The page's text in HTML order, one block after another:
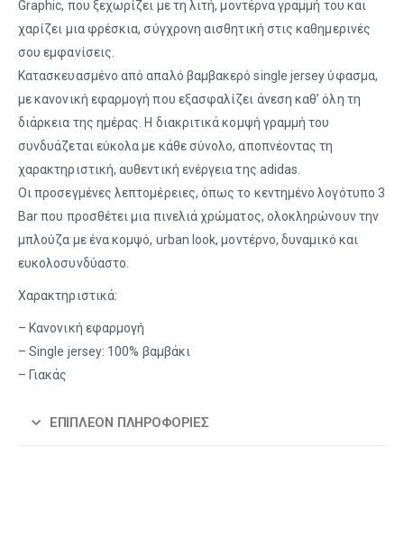
Graphic, που ξεχωρίζει με τη λιτή, μοντέρνα γραμμή του και
χαρίζει μια φρέσκια, σύγχρονη αισθητική στις καθημερινές
σου εμφανίσεις.
Κατασκευασμένο από απαλό βαμβακερό single jersey ύφασμα,
με κανονική εφαρμογή που εξασφαλίζει άνεση καθ’ όλη τη
διάρκεια της ημέρας. Η διακριτικά κομψή γραμμή του
συνδυάζεται εύκολα με κάθε σύνολο, αποπνέοντας τη
χαρακτηριστική, αυθεντική ενέργεια της adidas.
Οι προσεγμένες λεπτομέρειες, όπως το κεντημένο λογότυπο 3
Bar που προσθέτει μια πινελιά χρώματος, ολοκληρώνουν την
μπλούζα με ένα κομψό, urban look, μοντέρνο, δυναμικό και
ευκολοσυνδύαστο.
Χαρακτηριστικά:
– Κανονική εφαρμογή
– Single jersey: 100% βαμβάκι
– Γιακάς
ΕΠΙΠΛΈΟΝ ΠΛΗΡΟΦΟΡΊΕΣ